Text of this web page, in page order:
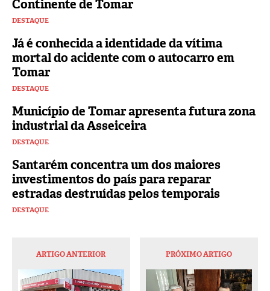
Continente de Tomar
DESTAQUE
Já é conhecida a identidade da vítima
mortal do acidente com o autocarro em
Tomar
DESTAQUE
Município de Tomar apresenta futura zona
industrial da Asseiceira
DESTAQUE
Santarém concentra um dos maiores
investimentos do país para reparar
estradas destruídas pelos temporais
DESTAQUE
ARTIGO ANTERIOR PRÓXIMO ARTIGO